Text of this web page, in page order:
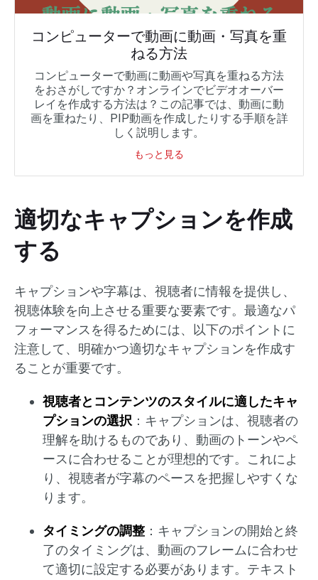
コンピューターで動画に動画・写真を重
ねる方法
コンピューターで動画に動画や写真を重ねる方法
をおさがしですか？オンラインでビデオオーバー
レイを作成する方法は？この記事では、動画に動
画を重ねたり、PIP動画を作成したりする手順を詳
しく説明します。
もっと見る
適切なキャプションを作成
する
キャプションや字幕は、視聴者に情報を提供し、
視聴体験を向上させる重要な要素です。最適なパ
フォーマンスを得るためには、以下のポイントに
注意して、明確かつ適切なキャプションを作成す
ることが重要です。
視聴者とコンテンツのスタイルに適したキャ
プションの選択 ：​キャプションは、視聴者の
理解を助けるものであり、動画のトーンやペ
ースに合わせることが理想的です。​これによ
り、視聴者が字幕のペースを把握しやすくな
ります。
タイミングの調整 ：​キャプションの開始と終
了のタイミングは、動画のフレームに合わせ
て適切に設定する必要があります。​​テキスト